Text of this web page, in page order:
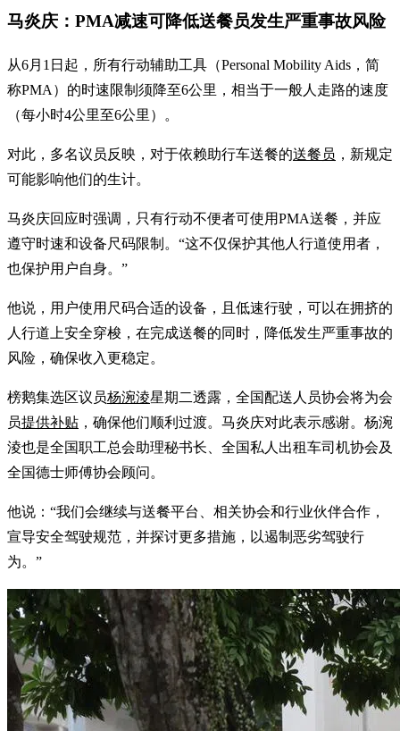
马炎庆：PMA减速可降低送餐员发生严重事故风险
从6月1日起，所有行动辅助工具（Personal Mobility Aids，简
称PMA）的时速限制须降至6公里，相当于一般人走路的速度
（每小时4公里至6公里）。
对此，多名议员反映，对于依赖助行车送餐的送餐员 ，新规定
可能影响他们的生计。
马炎庆回应时强调，只有行动不便者可使用PMA送餐，并应
遵守时速和设备尺码限制。“这不仅保护其他人行道使用者，
也保护用户自身。”
他说，用户使用尺码合适的设备，且低速行驶，可以在拥挤的
人行道上安全穿梭，在完成送餐的同时，降低发生严重事故的
风险，确保收入更稳定。
榜鹅集选区议员杨涴淩星期二透露，全国配送人员协会将为会
员提供补贴 ，确保他们顺利过渡。马炎庆对此表示感谢。杨涴
淩也是全国职工总会助理秘书长、全国私人出租车司机协会及
全国德士师傅协会顾问。
他说：“我们会继续与送餐平台、相关协会和行业伙伴合作，
宣导安全驾驶规范，并探讨更多措施，以遏制恶劣驾驶行
为。”